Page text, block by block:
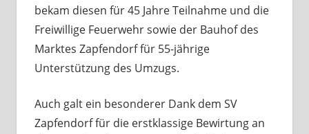
bekam diesen für 45 Jahre Teilnahme und die
Freiwillige Feuerwehr sowie der Bauhof des
Marktes Zapfendorf für 55-jährige
Unterstützung des Umzugs.
Auch galt ein besonderer Dank dem SV
Zapfendorf für die erstklassige Bewirtung an